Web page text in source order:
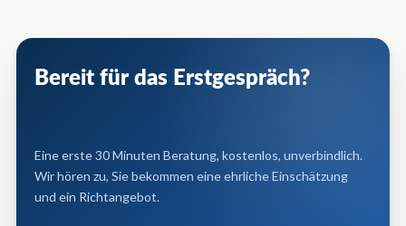
Bereit für das Erstgespräch?
Eine erste 30 Minuten Beratung, kostenlos, unverbindlich.
Wir hören zu, Sie bekommen eine ehrliche Einschätzung
und ein Richt​angebot.